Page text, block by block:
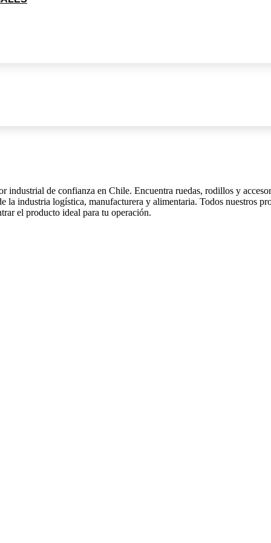
de confianza en Chile. Encuentra ruedas, rodillos y
industria logística, manufacturera y alimentaria. Todos nuestros
el producto ideal para tu operación.